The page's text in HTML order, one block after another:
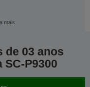
mais
de 03 anos
P9300